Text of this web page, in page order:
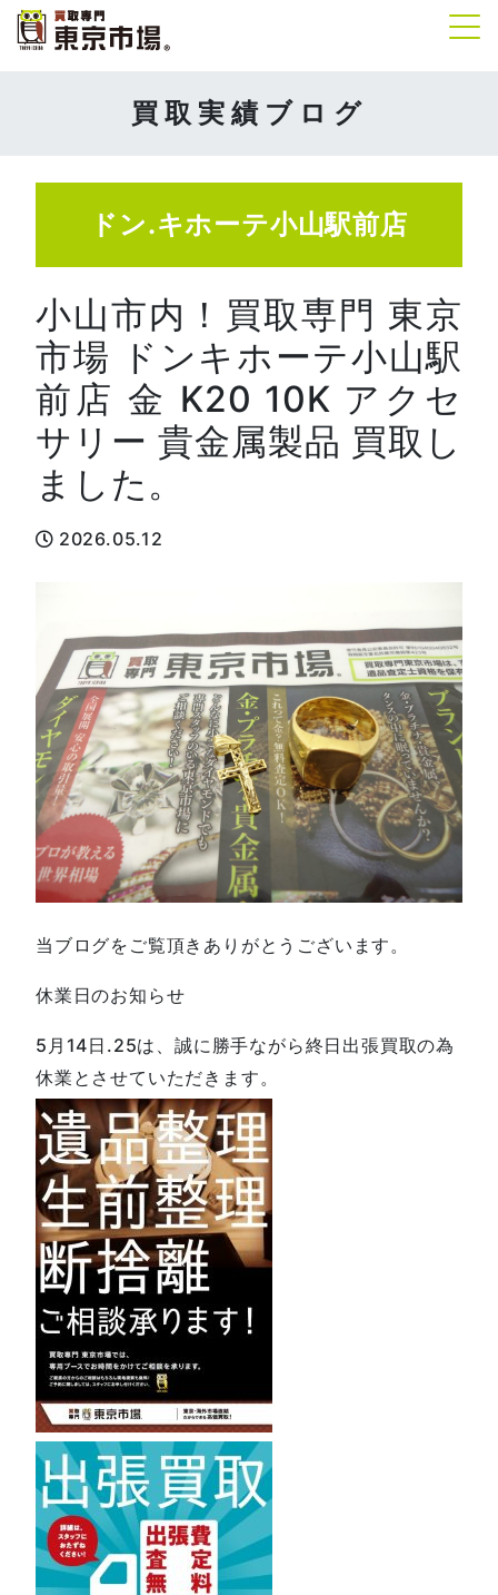
買取実績ブログ
ドン.キホーテ小山駅前店
小山市内！買取専門 東京
市場 ドンキホーテ小山駅
前店 金 K20 10K アクセ
サリー 貴金属製品 買取し
ました。
2026.05.12
当ブログをご覧頂きありがとうございます。
休業日のお知らせ
5月14日.25は、誠に勝手ながら終日出張買取の為
休業とさせていただきます。